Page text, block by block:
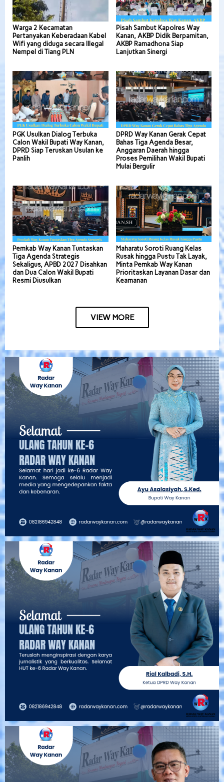
Warga 2 Kecamatan
Pertanyakan Keberadaan Kabel
Wifi yang diduga secara Illegal
Nempel di Tiang PLN
Pisah Sambut Kapolres Way
Kanan, AKBP Didik Berpamitan,
AKBP Ramadhona Siap
Lanjutkan Sinergi
PGK Usulkan Dialog Terbuka
Calon Wakil Bupati Way Kanan,
DPRD Siap Teruskan Usulan ke
Panlih
DPRD Way Kanan Gerak Cepat
Bahas Tiga Agenda Besar,
Anggaran Daerah hingga
Proses Pemilihan Wakil Bupati
Mulai Bergulir
Pemkab Way Kanan Tuntaskan
Tiga Agenda Strategis
Sekaligus, APBD 2027 Disahkan
dan Dua Calon Wakil Bupati
Resmi Diusulkan
Maharatu Soroti Ruang Kelas
Rusak hingga Pustu Tak Layak,
Minta Pemkab Way Kanan
Prioritaskan Layanan Dasar dan
Keamanan
VIEW MORE